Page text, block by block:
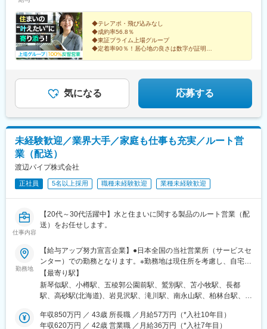
巻市◆北信越 ★積極採用中長野県：須坂市新潟県：新潟市、三
条市、長岡市富山県：富山市石川県：野々市市、金沢市◆東海
★積極採用中三重県：津市岐阜県：岐阜市、大垣市◆関西大阪
府：和泉市、茨木市兵庫県：姫路市◆九州佐賀県 ：佐賀市店舗詳
細：https://archome.jp/shops
三条駅、長岡駅、大泉駅(富山県)、野々市駅(ＩＲいしかわ鉄道
線)、東金沢駅、白塚駅、柳津駅(岐阜県)、美濃青柳駅、和泉中央
駅、茨木市駅、夢前川駅、佐賀駅
◆テレアポ・飛び込みなし
◆成約率56.8％
◆東証プライム上場グループ
◆定着率90％！居心地の良さは数字が証明！
気になる 応募する
未経験歓迎／業界大手／家庭も仕事も充実／ルート営
業（配送）
渡辺パイプ株式会社
正社員 5名以上採用 職種未経験歓迎 業種未経験歓迎
仕事内容
【20代～30代活躍中】水と住まいに関する製品のルート営業（配
送）をお任せします。
勤務地
【給与アップ努力宣言企業】●日本全国の当社営業所（サービスセ
ンター）での勤務となります。※勤務地は現住所を考慮し、自宅か
ら通える事業所への配属となります。【北海道・東北エリア】北
海道/青森県/岩手県/宮城県/秋田県/山形県/福島県【関東エリア】東
京都/神奈川県/千葉県/埼玉県/茨城県/栃木県/群馬県【甲信越エリ
岡県/愛知県/三重県/富山県/石川県/福井県【近畿エリア】大阪府/京
都府/兵庫県/滋賀県/奈良県/和歌山県【中国・四国エリア】岡山県/
【最寄り駅】
新琴似駅、小樽駅、五稜郭公園前駅、鷲別駅、苫小牧駅、長都
駅、高砂駅(北海道)、岩見沢駅、滝川駅、南永山駅、柏林台駅、釧
泉中央駅、曽波神駅、船岡駅(宮城県)、古川駅、羽後牛島駅、横手
年収850万円 ／ 43歳 所長職 ／月給57万円（*入社10年目）
年収620万円 ／ 42歳 営業職 ／月給36万円（*入社7年目）